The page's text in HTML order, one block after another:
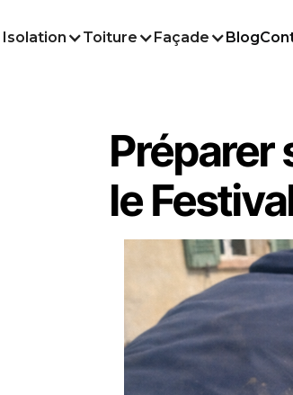
Isolation Toiture Façade Blog
Préparer
le